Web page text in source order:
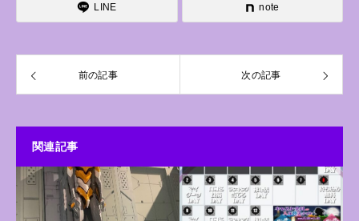
LINE note
前の記事 次の記事
関連記事